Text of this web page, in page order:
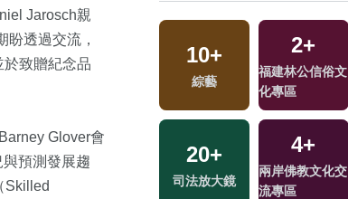
Jarosch親
透過交流，
致贈紀念品
Glover會
預測發展趨
Skilled
+
+
壇專區
10+
綜藝
2+
福建林公信俗文
化專區
20+
司法放大鏡
4+
兩岸佛教文化交
流專區